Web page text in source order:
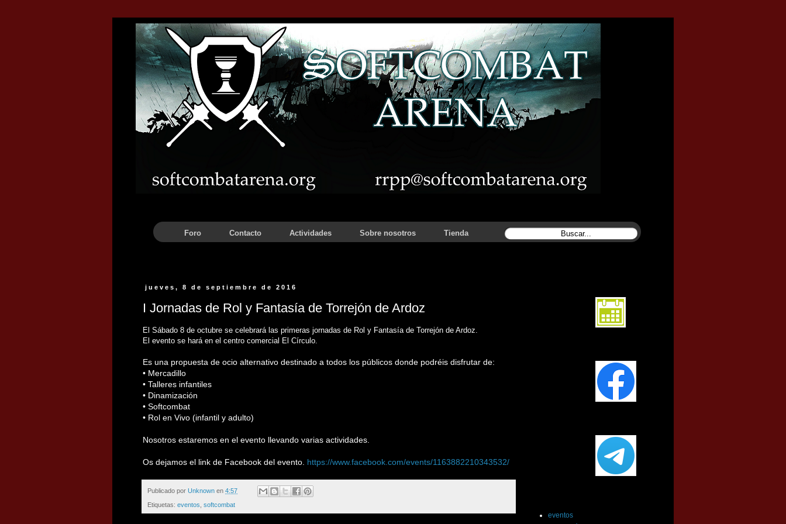
Foro Contacto Actividades Sobre nosotros Tienda
jueves, 8 de septiembre de 2016
I Jornadas de Rol y Fantasía de Torrejón de Ardoz
El Sábado 8 de octubre se celebrará las primeras jornadas de Rol y Fantasía de Torrejón de Ardoz.
El evento se hará en el centro comercial El Círculo.
Es una propuesta de ocio alternativo destinado a todos los públicos donde podréis disfrutar de:
• Mercadillo
• Talleres infantiles
• Dinamización
• Softcombat
• Rol en Vivo (infantil y adulto)
Nosotros estaremos en el evento llevando varias actividades.
Os dejamos el link de Facebook del evento https://www.facebook.com/events/1163882210343532/
Publicado por Unknown en 4:57
Etiquetas: eventos softcombat
eventos